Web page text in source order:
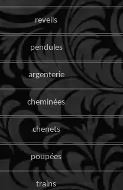
reveils
pendules
argenterie
cheminées
chenets
poupées
trains